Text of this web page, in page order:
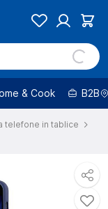
& Cook B2B
telefone in tablice